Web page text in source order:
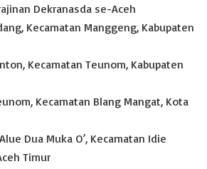
Dekranasda se-Aceh
Kecamatan Manggeng, Kabupaten
Kecamatan Teunom, Kabupaten
Kecamatan Blang Mangat, Kota
Dua Muka O’, Kecamatan Idie
Timur